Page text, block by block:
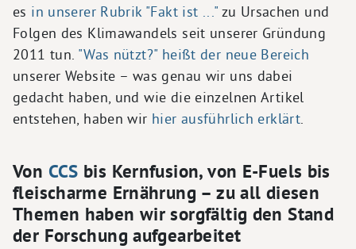
es in unserer Rubrik "Fakt ist ..." zu Ursachen und
Folgen des Klimawandels seit unserer Gründung
2011 tun. "Was nützt?" heißt der neue Bereich
unserer Website – was genau wir uns dabei
gedacht haben, und wie die einzelnen Artikel
entstehen, haben wir hier ausführlich erklärt.
Von CCS bis Kernfusion, von E-Fuels bis
fleischarme Ernährung – zu all diesen
Themen haben wir sorgfältig den Stand
der Forschung aufgearbeitet